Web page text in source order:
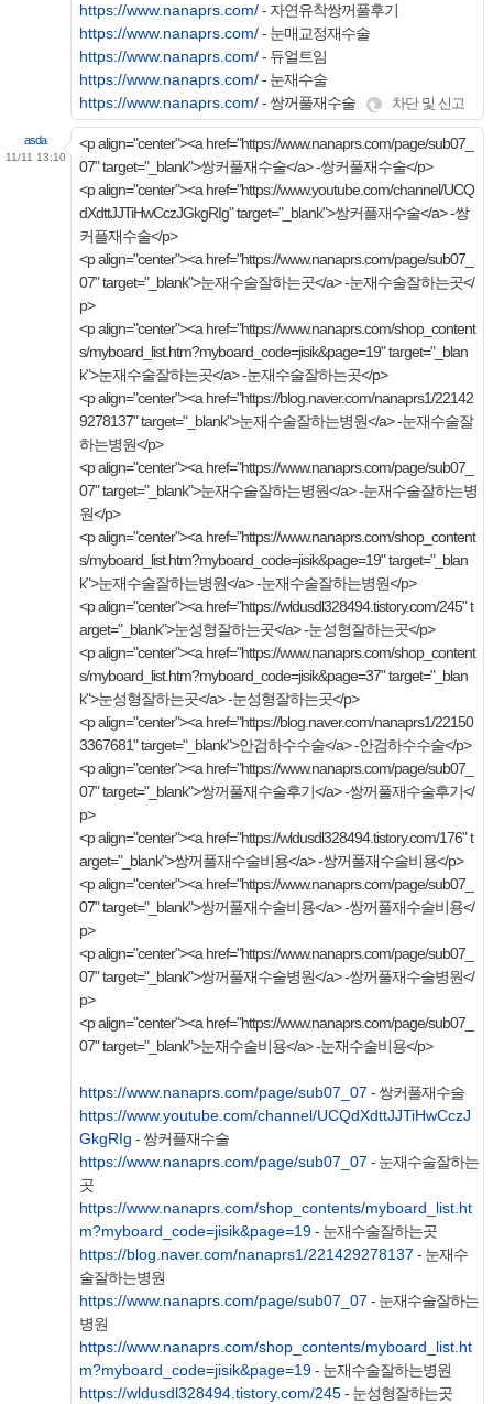
https://www.nanaprs.com/- 자연유착쌍꺼풀후기
https://www.nanaprs.com/- 눈매교정재수술
https://www.nanaprs.com/- 듀얼트임
https://www.nanaprs.com/- 눈재수술
https://www.nanaprs.com/- 쌍꺼풀재수술 차단 및 신고
asda
11/11 13:10
<p align="center"><a href="https://www.nanaprs.com/page/sub07_
07" target="_blank">쌍커풀재수술</a> -쌍커풀재수술</p>
<p align="center"><a href="https://www.youtube.com/channel/UCQ
dXdttJJTiHwCczJGkgRIg" target="_blank">쌍커플재수술</a> -쌍
커플재수술</p>
<p align="center"><a href="https://www.nanaprs.com/page/sub07_
07" target="_blank">눈재수술잘하는곳</a> -눈재수술잘하는곳</
p>
<p align="center"><a href="https://www.nanaprs.com/shop_content
s/myboard_list.htm?myboard_code=jisik&page=19" target="_blan
k">눈재수술잘하는곳</a> -눈재수술잘하는곳</p>
<p align="center"><a href="https://blog.naver.com/nanaprs1/22142
9278137" target="_blank">눈재수술잘하는병원</a> -눈재수술잘
하는병원</p>
<p align="center"><a href="https://www.nanaprs.com/page/sub07_
07" target="_blank">눈재수술잘하는병원</a> -눈재수술잘하는병
원</p>
<p align="center"><a href="https://www.nanaprs.com/shop_content
s/myboard_list.htm?myboard_code=jisik&page=19" target="_blan
k">눈재수술잘하는병원</a> -눈재수술잘하는병원</p>
<p align="center"><a href="https://wldusdl328494.tistory.com/245" t
arget="_blank">눈성형잘하는곳</a> -눈성형잘하는곳</p>
<p align="center"><a href="https://www.nanaprs.com/shop_content
s/myboard_list.htm?myboard_code=jisik&page=37" target="_blan
k">눈성형잘하는곳</a> -눈성형잘하는곳</p>
<p align="center"><a href="https://blog.naver.com/nanaprs1/22150
3367681" target="_blank">안검하수수술</a> -안검하수수술</p>
<p align="center"><a href="https://www.nanaprs.com/page/sub07_
07" target="_blank">쌍꺼풀재수술후기</a> -쌍꺼풀재수술후기</
p>
<p align="center"><a href="https://wldusdl328494.tistory.com/176" t
arget="_blank">쌍꺼풀재수술비용</a> -쌍꺼풀재수술비용</p>
<p align="center"><a href="https://www.nanaprs.com/page/sub07_
07" target="_blank">쌍꺼풀재수술비용</a> -쌍꺼풀재수술비용</
p>
<p align="center"><a href="https://www.nanaprs.com/page/sub07_
07" target="_blank">쌍꺼풀재수술병원</a> -쌍꺼풀재수술병원</
p>
<p align="center"><a href="https://www.nanaprs.com/page/sub07_
07" target="_blank">눈재수술비용</a> -눈재수술비용</p>
https://www.nanaprs.com/page/sub07_07 - 쌍커풀재수술
https://www.youtube.com/channel/UCQdXdttJJTiHwCczJ
GkgRIg - 쌍커플재수술
https://www.nanaprs.com/page/sub07_07 - 눈재수술잘하는
곳
https://www.nanaprs.com/shop_contents/myboard_list.ht
m?myboard_code=jisik&page=19- 눈재수술잘하는곳
https://blog.naver.com/nanaprs1/221429278137 - 눈재수
술잘하는병원
https://www.nanaprs.com/page/sub07_07 - 눈재수술잘하는
병원
https://www.nanaprs.com/shop_contents/myboard_list.ht
m?myboard_code=jisik&page=19- 눈재수술잘하는병원
https://wldusdl328494.tistory.com/245- 눈성형잘하는곳